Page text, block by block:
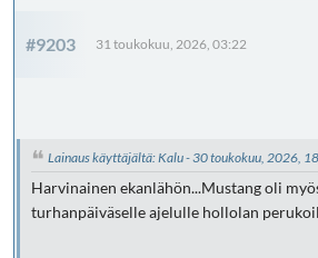
#9203 31 toukokuu, 2026, 03:22
Lainaus käyttäjältä: Kalu - 30 toukokuu, 2026,
Harvinainen ekanlähön...Mustang oli
turhanpäiväselle ajelulle hollolan